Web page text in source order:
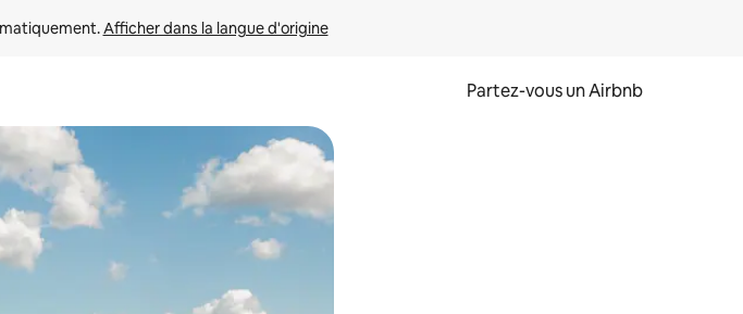
Afficher dans la langue d'origine
Partez-vous un Airbnb